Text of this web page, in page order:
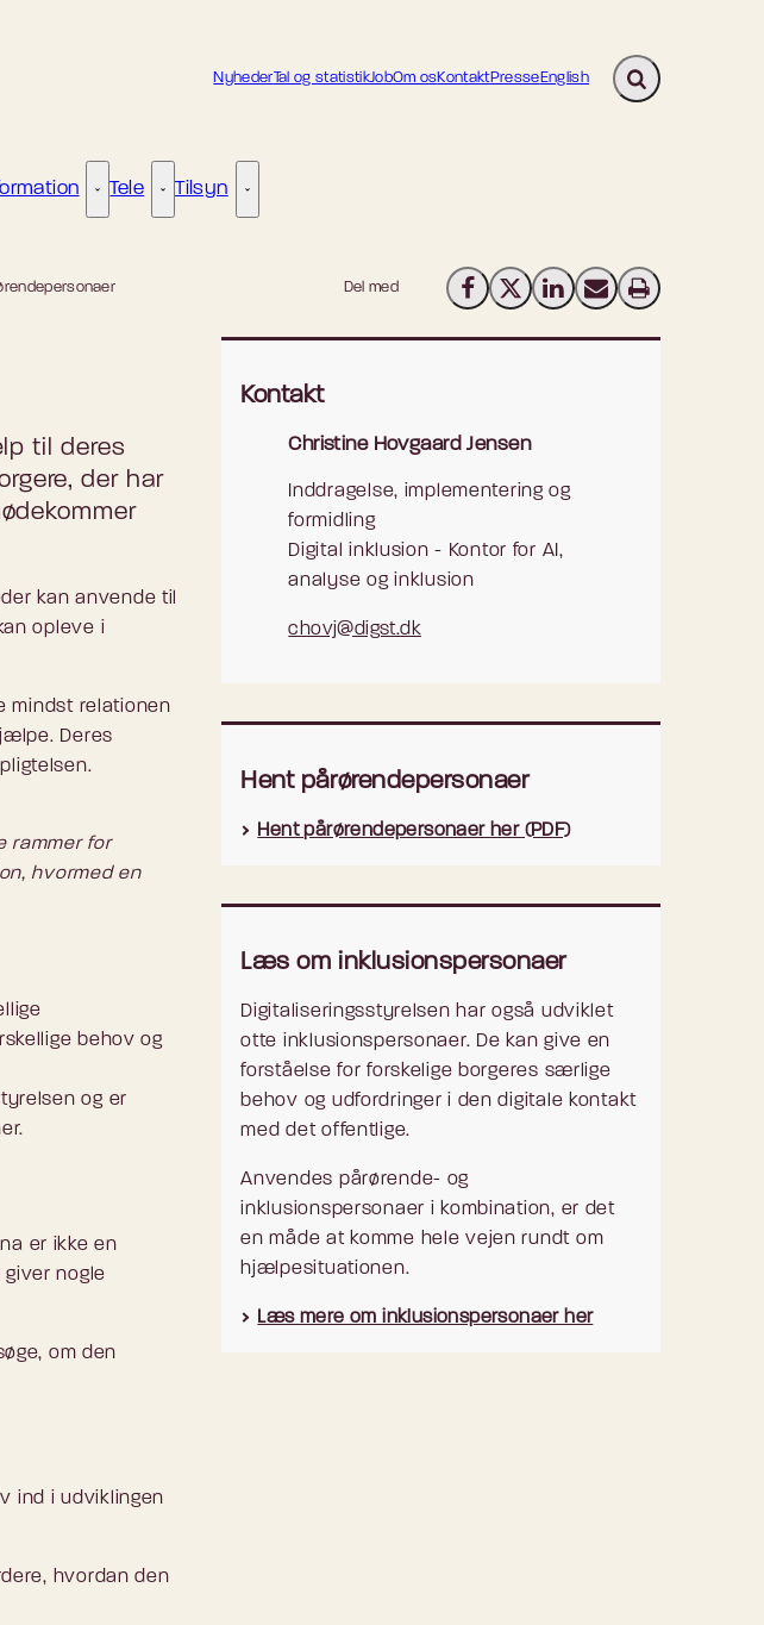
NyhederTal og statistikJobOm osKontaktPresseEnglish Fold søgefelt ud
links Digital transformation - Flere links
Tele Tele - Flere links
Tilsyn Tilsyn - Flere links
Del med Del på Facebook
Del på X (Twitter)
Del på LinkedIn
Send email
Print
til deres
der har
kan anvende til
opleve i
mindst relationen
Deres
rammer for
hvormed en
behov og
og er
er ikke en
nogle
om den
ind i udviklingen
hvordan den
Kontakt
Christine Hovgaard Jensen
Inddragelse, implementering og
formidling
Digital inklusion - Kontor for AI,
analyse og inklusion
chovj@digst.dk
Hent pårørendepersonaer
Hent pårørendepersonaer her (PDF)
Læs om inklusionspersonaer
Digitaliseringsstyrelsen har også udviklet
otte inklusionspersonaer. De kan give en
forståelse for forskelige borgeres særlige
behov og udfordringer i den digitale kontakt
med det offentlige.
Anvendes pårørende- og
inklusionspersonaer i kombination, er det
en måde at komme hele vejen rundt om
hjælpesituationen.
Læs mere om inklusionspersonaer her